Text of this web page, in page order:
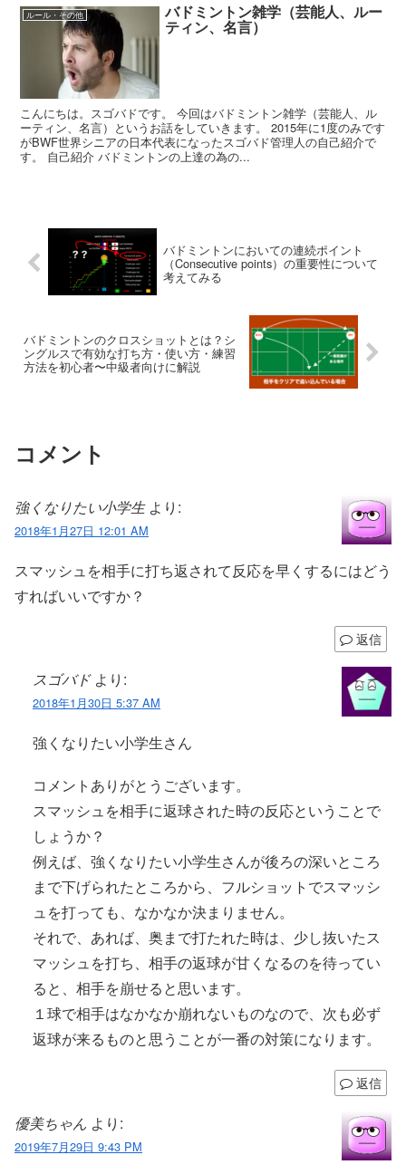
ルール・その他 バドミントン雑学（芸能人、ルー
ティン、名言）
こんにちは。スゴバドです。 今回はバドミントン雑学（芸能人、ル
ーティン、名言）というお話をしていきます。 2015年に1度のみです
がBWF世界シニアの日本代表になったスゴバド管理人の自己紹介で
す。 自己紹介 バドミントンの上達の為の...
バドミントンにおいての連続ポイント
（Consecutive points）の重要性について
考えてみる
バドミントンのクロスショットとは？シ
ングルスで有効な打ち方・使い方・練習
方法を初心者〜中級者向けに解説
コメント
強くなりたい小学生 より:
2018年1月27日 12:01 AM
スマッシュを相手に打ち返されて反応を早くするにはどう
すればいいですか？
返信
スゴバド より:
2018年1月30日 5:37 AM
強くなりたい小学生さん
コメントありがとうございます。
スマッシュを相手に返球された時の反応ということで
しょうか？
例えば、強くなりたい小学生さんが後ろの深いところ
まで下げられたところから、フルショットでスマッシ
ュを打っても、なかなか決まりません。
それで、あれば、奥まで打たれた時は、少し抜いたス
マッシュを打ち、相手の返球が甘くなるのを待ってい
ると、相手を崩せると思います。
１球で相手はなかなか崩れないものなので、次も必ず
返球が来るものと思うことが一番の対策になります。
返信
優美ちゃん より:
2019年7月29日 9:43 PM